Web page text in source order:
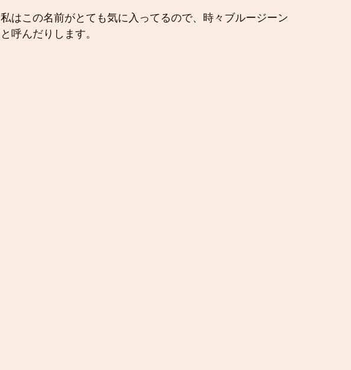
私はこの名前がとても気に入ってるので、時々ブルージーン
と呼んだりします。